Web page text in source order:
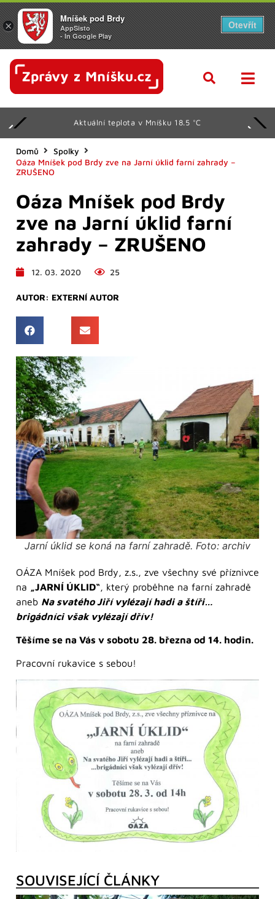
Aktuální teplota v Mníšku 18.5 °C
Domů
Spolky
Oáza Mníšek pod Brdy zve na Jarní úklid farní zahrady –
ZRUŠENO
Oáza Mníšek pod Brdy
zve na Jarní úklid farní
zahrady – ZRUŠENO
12. 03. 2020 25
AUTOR: EXTERNÍ AUTOR
Jarní úklid se koná na farní zahradě. Foto: archiv
OÁZA Mníšek pod Brdy, z.s., zve všechny své příznivce
na „JARNÍ ÚKLID“, který proběhne na farní zahradě
aneb Na svatého Jiří vylézají hadi a štíři…
brigádníci však vylézají dřív!
Těšíme se na Vás v sobotu 28. března od 14. hodin.
Pracovní rukavice s sebou!
SOUVISEJÍCÍ ČLÁNKY
×
Mníšek pod Brdy
AppSisto
- In Google Play
Otevřít